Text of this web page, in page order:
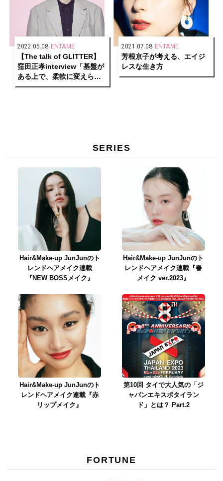
2022.05.08 ENTAME
【The talk of GLITTER】
窪田正孝interview「基盤が
ある上で、柔軟に変えられ
るスペースは作っておきた
2021.07.08 ENTAME
芳根京子が考える、エイジ
レスな生き方
SERIES
Hair&Make-up JunJunのト
レンドヘアメイク連載
『NEW BOSSメイク』
Hair&Make-up JunJunのト
レンドヘアメイク連載『春
メイク ver.2023』
Hair&Make-up JunJunのト
レンドヘアメイク連載『赤
リップメイク』
第10回 タイで大人気の「ジ
ャパンエキスポタイラン
ド」とは？ Part.2
FORTUNE